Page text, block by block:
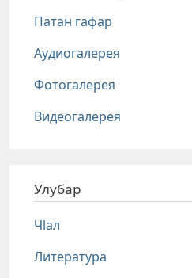
Патан гафар
Аудиогалерея
Фотогалерея
Видеогалерея
Улубар
Чlал
Литература